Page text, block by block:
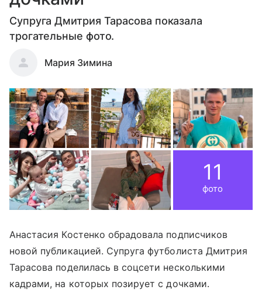
Супруга Дмитрия Тарасова показала
трогательные фото.
Мария Зимина
11
фото
Анастасия Костенко обрадовала подписчиков
новой публикацией. Супруга футболиста Дмитрия
Тарасова поделилась в соцсети несколькими
кадрами, на которых позирует с дочками.